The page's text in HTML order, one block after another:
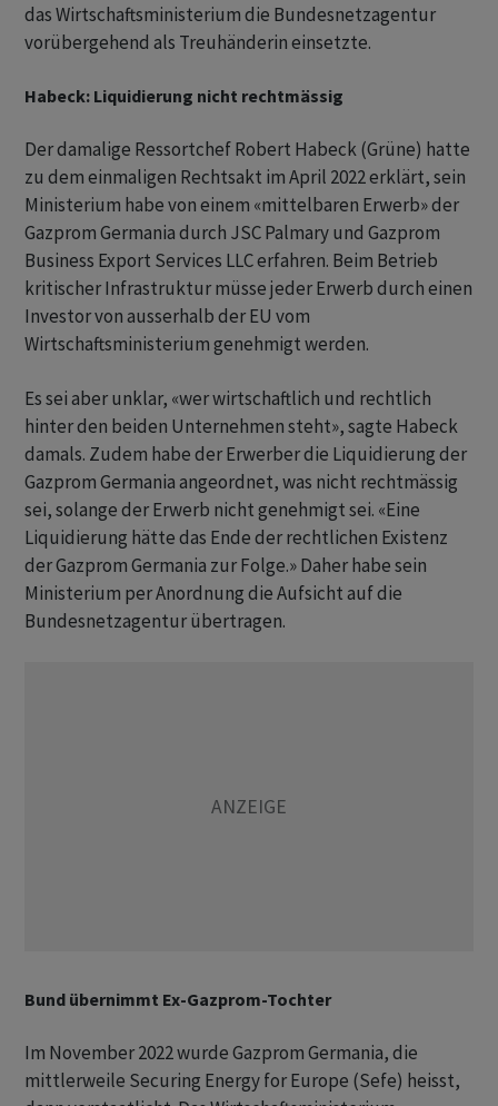
das Wirtschaftsministerium die Bundesnetzagentur
vorübergehend als Treuhänderin einsetzte.
Habeck: Liquidierung nicht rechtmässig
Der damalige Ressortchef Robert Habeck (Grüne) hatte
zu dem einmaligen Rechtsakt im April 2022 erklärt, sein
Ministerium habe von einem «mittelbaren Erwerb» der
Gazprom Germania durch JSC Palmary und Gazprom
Business Export Services LLC erfahren. Beim Betrieb
kritischer Infrastruktur müsse jeder Erwerb durch einen
Investor von ausserhalb der EU vom
Wirtschaftsministerium genehmigt werden.
Es sei aber unklar, «wer wirtschaftlich und rechtlich
hinter den beiden Unternehmen steht», sagte Habeck
damals. Zudem habe der Erwerber die Liquidierung der
Gazprom Germania angeordnet, was nicht rechtmässig
sei, solange der Erwerb nicht genehmigt sei. «Eine
Liquidierung hätte das Ende der rechtlichen Existenz
der Gazprom Germania zur Folge.» Daher habe sein
Ministerium per Anordnung die Aufsicht auf die
Bundesnetzagentur übertragen.
Bund übernimmt Ex-Gazprom-Tochter
Im November 2022 wurde Gazprom Germania, die
mittlerweile Securing Energy for Europe (Sefe) heisst,